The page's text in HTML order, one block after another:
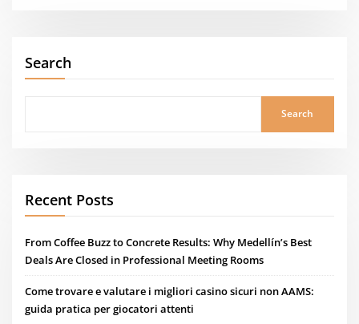
Search
Search
Recent Posts
From Coffee Buzz to Concrete Results: Why Medellín’s Best
Deals Are Closed in Professional Meeting Rooms
Come trovare e valutare i migliori casino sicuri non AAMS:
guida pratica per giocatori attenti